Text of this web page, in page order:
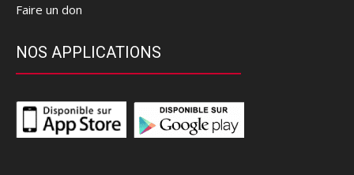
Faire un don
NOS APPLICATIONS